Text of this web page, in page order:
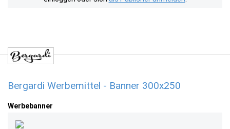
Bergardi Werbemittel - Banner 300x250
Werbebanner